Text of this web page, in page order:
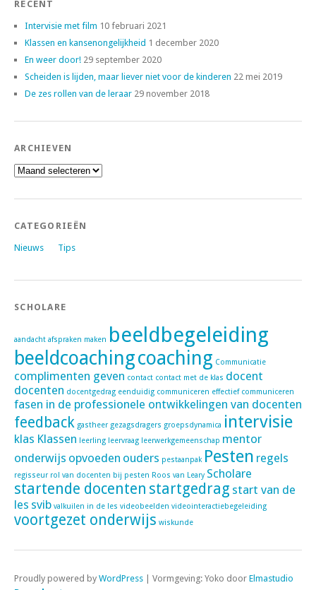
RECENT
Intervisie met film 10 februari 2021
Klassen en kansenongelijkheid 1 december 2020
En weer door! 29 september 2020
Scheiden is lijden, maar liever niet voor de kinderen 22 mei 2019
De zes rollen van de leraar 29 november 2018
ARCHIEVEN
Archieven
CATEGORIEËN
Nieuws Tips
SCHOLARE
aandacht afspraken maken beeldbegeleiding
beeldcoachingcoaching Communicatie
complimenten geven contact contact met de klas docent
docenten docentgedrag eenduidig communiceren effectief communiceren
fasen in de professionele ontwikkelingen van docenten
feedback gastheer gezagsdragers groepsdynamica intervisie
klas Klassen leerling leervraag leerwerkgemeenschap mentor
onderwijs opvoeden ouders pestaanpak Pesten regels
regisseur rol van docenten bij pesten Roos van Leary Scholare
startende docenten startgedrag start van de
les svib valkuilen in de les videobeelden videointeractiebegeleiding
voortgezet onderwijs wiskunde
Proudly powered by WordPress Vormgeving: Yoko door Elmastudio